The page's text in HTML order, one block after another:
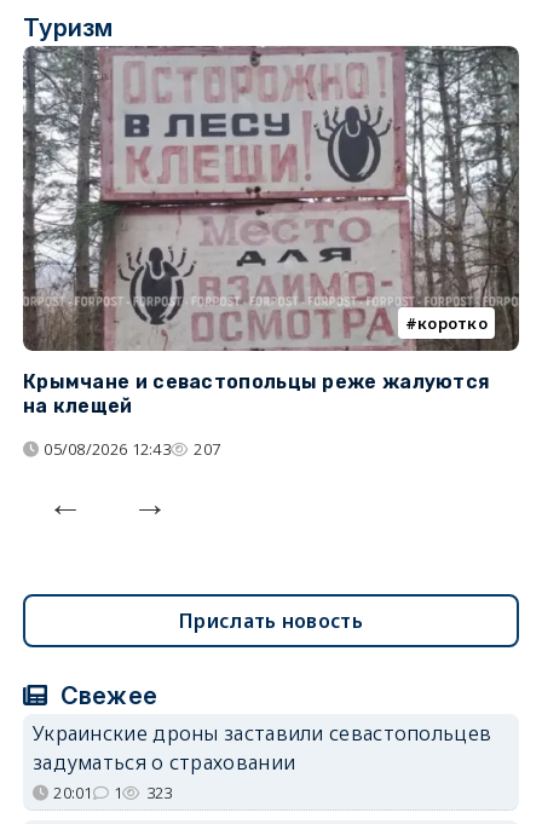
Туризм
коротко
Крымчане и севастопольцы реже жалуются
на клещей
05/08/2026 12:43 207
Прислать новость
Свежее
Украинские дроны заставили севастопольцев
задуматься о страховании
20:01 1 323